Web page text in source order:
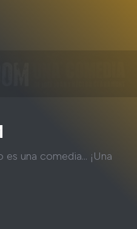
una comedia... ¡Una